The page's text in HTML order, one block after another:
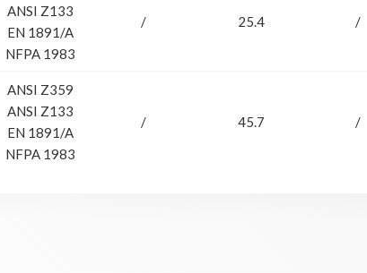
ANSI Z133
EN 1891/A
NFPA 1983
/ 25.4 /
ANSI Z359
ANSI Z133
EN 1891/A
NFPA 1983
/ 45.7 /